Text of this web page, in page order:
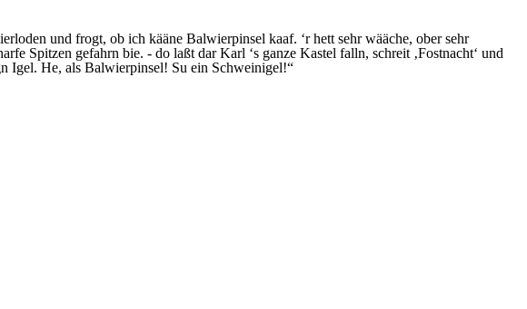
und frogt, ob ich kääne Balwierpinsel kaaf. ‘r hett sehr wääche, ober sehr
Spitzen gefahrn bie. - do laßt dar Karl ‘s ganze Kastel falln, schreit ‚Fostnacht‘ und
Igel. He, als Balwierpinsel! Su ein Schweinigel!“